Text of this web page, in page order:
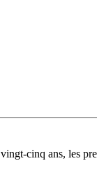
cinq ans, les